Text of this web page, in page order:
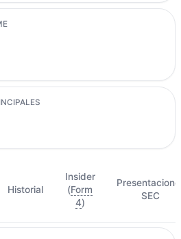
Historial
Insider
(Form
4)
SEC